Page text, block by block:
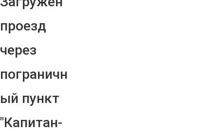
проезд
через
пограничн
ый пункт
"Капитан-